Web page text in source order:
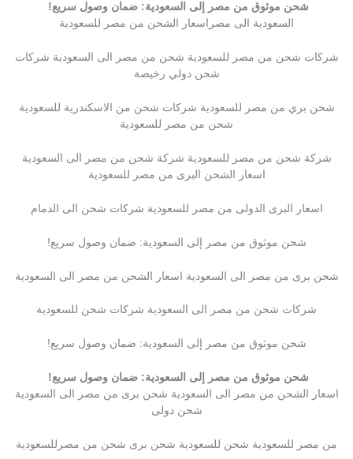
شحن موثوق من مصر إلى السعودية: ضمان وصول سريع!
السعودية الى مصراسعار الشحن من مصر للسعودية
شركات شحن من مصر للسعودية شحن من مصر الى السعودية شركات
شحن دولي رخيصة
شحن بري من مصر للسعودية شركات شحن من الاسكندرية للسعودية
شحن من مصر للسعودية
شركة شحن من مصر للسعودية شركة شحن من مصر الى السعودية
اسعار الشحن البرى من مصر للسعودية
اسعار البرى الدولى من مصر للسعودية شركات شحن الى الدمام
شحن موثوق من مصر إلى السعودية: ضمان وصول سريع!
شحن برى من مصر الى السعودية اسعار الشحن من مصر الى السعودية
شركات شحن من مصر الى السعودية شركات شحن للسعودية
شحن موثوق من مصر إلى السعودية: ضمان وصول سريع!
شحن موثوق من مصر إلى السعودية: ضمان وصول سريع!
اسعار الشحن من مصر الى السعودية شحن برى من مصر الى السعودية
شحن دولى
من مصر للسعودية شحن للسعودية شحن برى شحن من مصرللسعودية